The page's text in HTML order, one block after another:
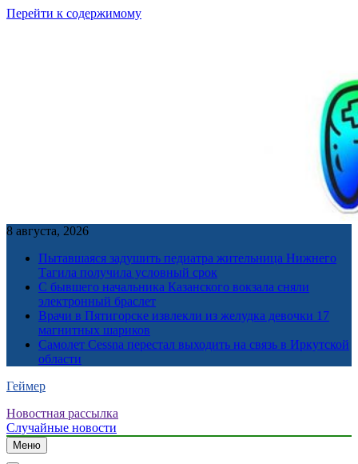
Перейти к содержимому
8 августа, 2026
Пытавшаяся задушить педиатра жительница Нижнего
Тагила получила условный срок
С бывшего начальника Казанского вокзала сняли
электронный браслет
Врачи в Пятигорске извлекли из желудка девочки 17
магнитных шариков
Самолет Cessna перестал выходить на связь в Иркутской
области
Геймер
Новостная рассылка
Случайные новости
Меню